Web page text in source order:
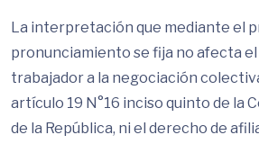
La interpretación que mediante el
pronunciamiento se fija no afecta
trabajador a la negociación
artículo 19 N°16 inciso quinto de la
de la República, ni el derecho de